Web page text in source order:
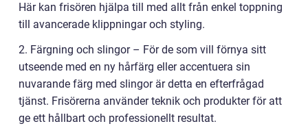
Här kan frisören hjälpa till med allt från enkel toppning
till avancerade klippningar och styling.
2. Färgning och slingor – För de som vill förnya sitt
utseende med en ny hårfärg eller accentuera sin
nuvarande färg med slingor är detta en efterfrågad
tjänst. Frisörerna använder teknik och produkter för att
ge ett hållbart och professionellt resultat.